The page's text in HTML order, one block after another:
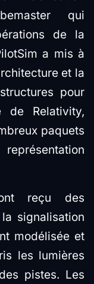
qui
de la
a mis à
et la
pour
de Relativity,
paquets
reçu des
signalisation
modélisée et
les lumières
pistes. Les